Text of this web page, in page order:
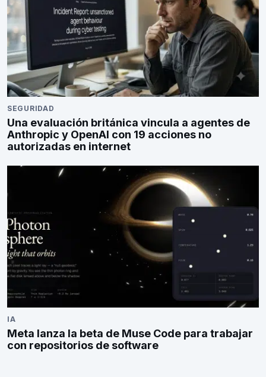
SEGURIDAD
Una evaluación británica vincula a agentes de
Anthropic y OpenAI con 19 acciones no
autorizadas en internet
IA
Meta lanza la beta de Muse Code para trabajar
con repositorios de software